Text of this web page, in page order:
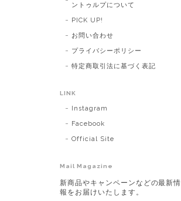
ントゥルプについて
PICK UP!
お問い合わせ
プライバシーポリシー
特定商取引法に基づく表記
LINK
Instagram
Facebook
Official Site
Mail Magazine
新商品やキャンペーンなどの最新情
報をお届けいたします。